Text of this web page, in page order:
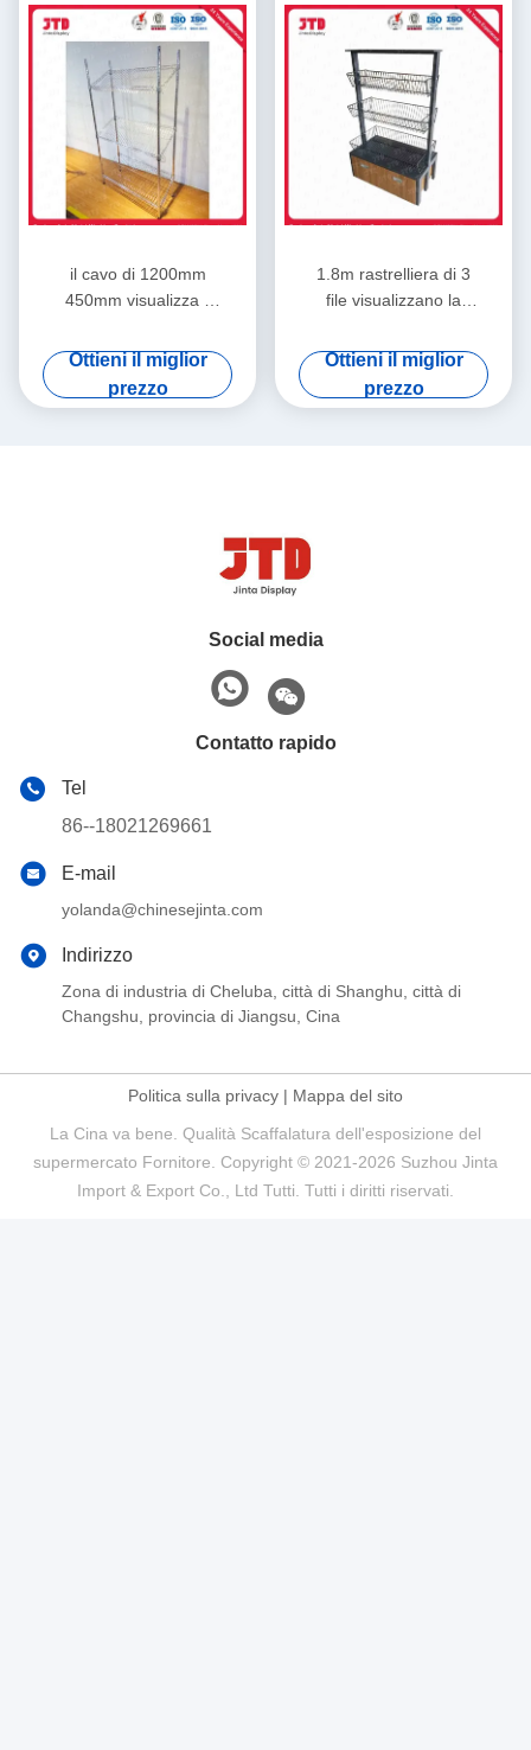
il cavo di 1200mm
450mm visualizza il
scaffalatura scaffale di
4 strati
Ottieni il miglior
prezzo
1.8m rastrelliera di 3
file visualizzano la
del nero 180kgs con le
Ottieni il miglior
prezzo
Social media
Contatto rapido
Tel
86--18021269661
E-mail
yolanda@chinesejinta.com
Indirizzo
Zona di industria di Cheluba, città di Shanghu, città di
Changshu, provincia di Jiangsu, Cina
Politica sulla privacy | Mappa del sito
La Cina va bene. Qualità Scaffalatura dell'esposizione del
supermercato Fornitore. Copyright © 2021-2026 Suzhou Jinta
Import & Export Co., Ltd Tutti. Tutti i diritti riservati.